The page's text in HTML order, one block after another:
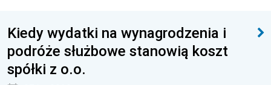
Kiedy wydatki na wynagrodzenia i
podróże służbowe stanowią koszt
spółki z o.o.